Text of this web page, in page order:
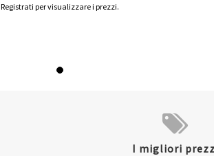
Registrati per visualizzare i prezzi.
I migliori